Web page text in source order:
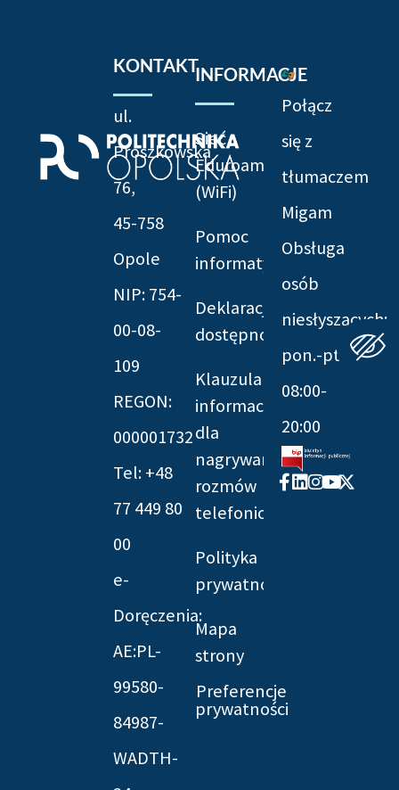
KONTAKT
ul.
Prószkowska
76,
45-758
Opole
NIP: 754-
00-08-
109
REGON:
000001732
Tel: +48
77 449 80
00
e-
Doręczenia:
AE:PL-
99580-
84987-
WADTH-
INFORMACJE
Sieć
Eduroam
(WiFi)
Pomoc
informatyczna
Deklaracja
dostępności
Klauzula
informacyjna
dla
nagrywania
rozmów
telefonicznych
Polityka
prywatności
Mapa
strony
Preferencje
prywatności
Połącz
się z
tłumaczem
Migam
Obsługa
osób
niesłyszących:
pon.-pt.
08:00-
20:00
Facebook-
f
Linkedin
Instagram
Youtube
X-